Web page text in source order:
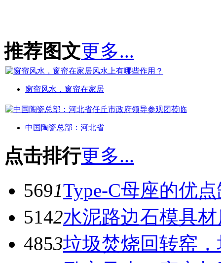
推荐图文更多...
窗帘风水，窗帘在家居
中国陶瓷总部：河北省
点击排行更多...
5691Type-C母座的优
5142水泥路边石模具
4853垃圾焚烧回转窑